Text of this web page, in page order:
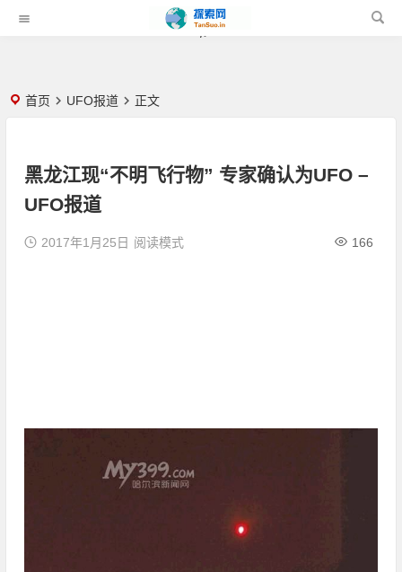
" />
" />
首页 UFO报道 正文
黑龙江现“不明飞行物” 专家确认为UFO –
UFO报道
2017年1月25日 166
阅读模式